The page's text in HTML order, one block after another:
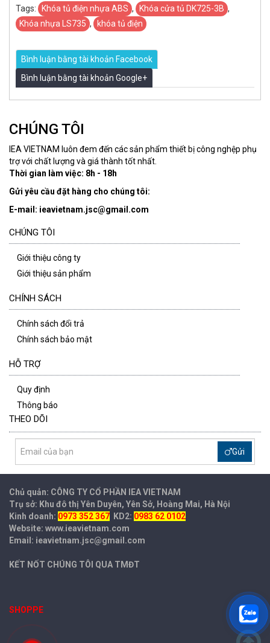
Tags: Khóa tủ điện nhựa ABS , Khóa cửa tủ DK725-3B ,
Khóa nhựa LS735 , khóa tủ điện
Bình luận bằng tài khoản Facebook
Bình luận bằng tài khoản Google+
CHÚNG TÔI
IEA VIETNAM luôn đem đến các sản phẩm thiết bị công nghệp phụ
trợ với chất lượng và giá thành tốt nhất.
Thời gian làm việc: 8h - 18h
Gửi yêu cầu đặt hàng cho chúng tôi:
E-mail: ieavietnam.jsc@gmail.com
CHÚNG TÔI
Giới thiệu công ty
Giới thiệu sản phẩm
CHÍNH SÁCH
Chính sách đổi trả
Chính sách bảo mật
HỖ TRỢ
Quy định
Thông báo
THEO DÕI
Gửi
Chủ quản: CÔNG TY CỔ PHẦN IEAVIETNAM
Trụ sở: Khu đô thị Yên Duyên, Yên Sở, Hoàng Mai, Hà Nội
Kinh doanh: 0973 352 367 KD2: 0983 62 0102
Website: www.ieavietnam.com
Email: ieavietnam.jsc@gmail.com
KẾT NỐT CHÚNG TÔI QUA TMĐT
SHOPPE